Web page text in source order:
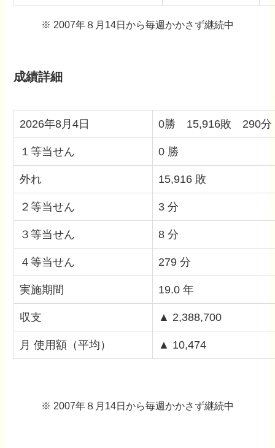
※ 2007年８月14日から毎週かかさず継続中
成績詳細
2026年8月4日 0勝 15,916敗 290分
１等当せん 0 勝
外れ 15,916 敗
２等当せん 3 分
３等当せん 8 分
４等当せん 279 分
実施期間 19.0 年
収支 ▲ 2,388,700
月 使用額（平均） ▲ 10,474
※ 2007年８月14日から毎週かかさず継続中